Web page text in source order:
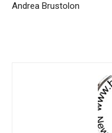
Andrea Brustolon